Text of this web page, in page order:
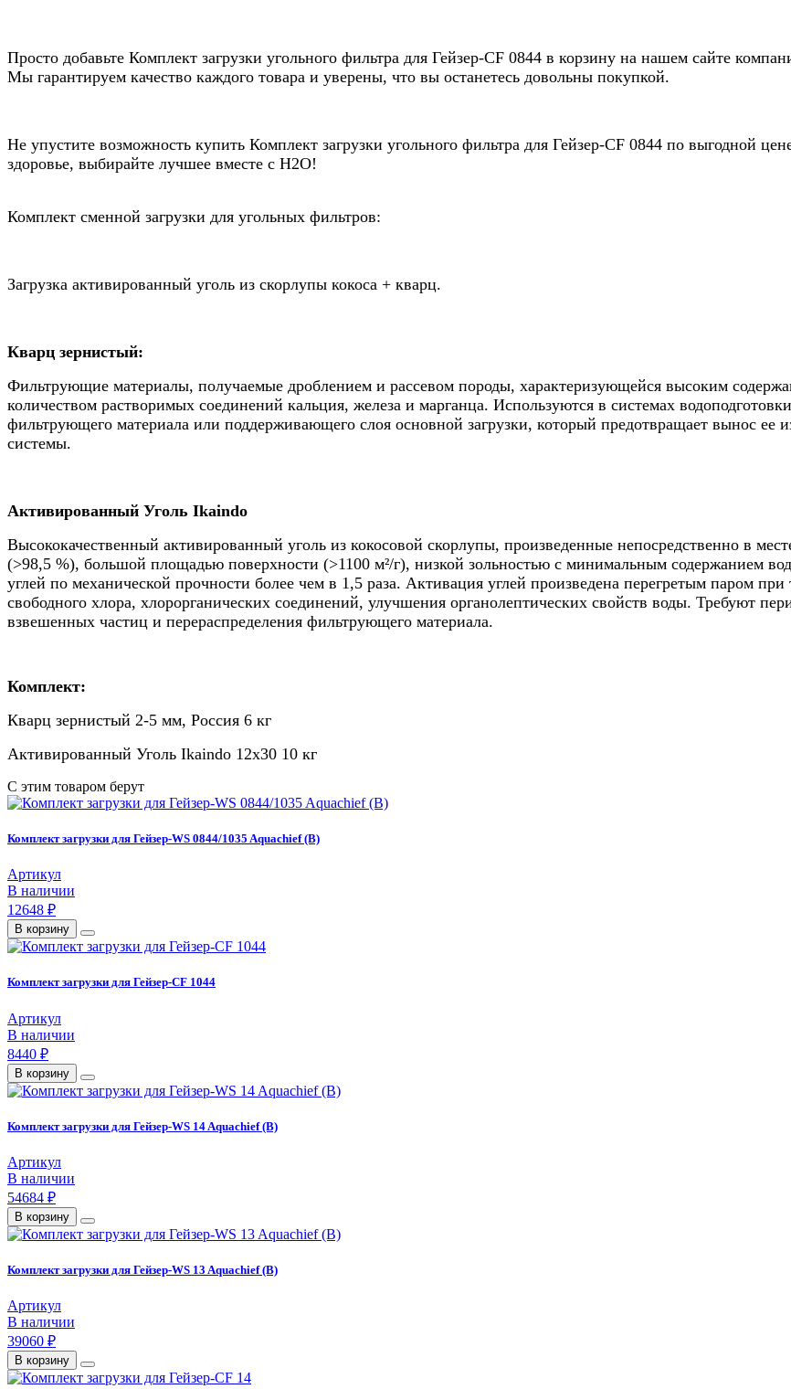
Просто добавьте Комплект загрузки угольного фильтра для Гейзер-CF 0844 в корзину на нашем сайте
Мы гарантируем качество каждого товара и уверены, что вы останетесь довольны покупкой.
Не упустите возможность купить Комплект загрузки угольного фильтра для Гейзер-CF 0844 по выгодной
здоровье, выбирайте лучшее вместе с Н2О!
Комплект сменной загрузки для угольных фильтров:
Загрузка активированный уголь из скорлупы кокоса + кварц.
Кварц зернистый:
Фильтрующие материалы, получаемые дроблением и рассевом породы, характеризующейся высоким
количеством растворимых соединений кальция, железа и марганца. Используются в системах
фильтрующего материала или поддерживающего слоя основной загрузки, который предотвращает вынос ее
системы.
Активированный Уголь Ikaindo
Высококачественный активированный уголь из кокосовой скорлупы, произведенные непосредственно в
(>98,5 %), большой площадью поверхности (>1100 м²/г), низкой зольностью с минимальным содержанием
углей по механической прочности более чем в 1,5 раза. Активация углей произведена перегретым паром
свободного хлора, хлорорганических соединений, улучшения органолептических свойств воды. Требуют
взвешенных частиц и перераспределения фильтрующего материала.
Комплект:
Кварц зернистый 2-5 мм, Россия 6 кг
Активированный Уголь Ikaindo 12x30 10 кг
С этим товаром берут
Комплект загрузки для Гейзер-WS 0844/1035 Aquachief (B)
Артикул
В наличии
12648 ₽
В корзину
Комплект загрузки для Гейзер-CF 1044
Артикул
В наличии
8440 ₽
В корзину
Комплект загрузки для Гейзер-WS 14 Aquachief (B)
Артикул
В наличии
54684 ₽
В корзину
Комплект загрузки для Гейзер-WS 13 Aquachief (B)
Артикул
В наличии
39060 ₽
В корзину